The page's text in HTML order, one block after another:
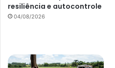
resiliência e autocontrole
04/08/2026